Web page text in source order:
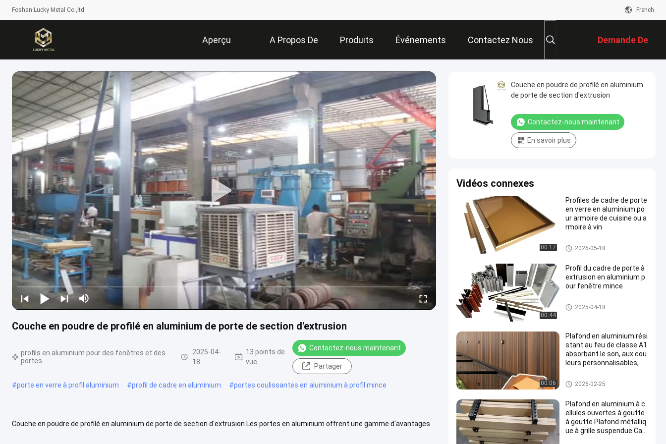
Foshan Lucky Metal Co.,ltd French
Aperçu A Propos De Produits Événements Contactez Nous Demande De
Soumission
Couche en poudre de profilé en aluminium de porte de section d'extrusion
profils en aluminium pour des fenêtres et des
portes
2025-04-
18
13 points de
vue
Contactez-nous maintenant
Partager
#porte en verre à profil aluminium #profil de cadre en aluminium #portes coulissantes en aluminium à profil mince
Couche en poudre de profilé en aluminium de porte de section d'extrusion Les portes en aluminium offrent une gamme d'avantages
Couche en poudre de profilé en aluminium
de porte de section d'extrusion
Contactez-nous maintenant
En savoir plus
Vidéos connexes
00:17
Profiles de cadre de porte
en verre en aluminium po
ur armoire de cuisine ou a
rmoire à vin
Cadre de porte d'armoire en al
uminium
2026-05-18
00:44
Profil du cadre de porte à
extrusion en aluminium p
our fenêtre mince
profils en aluminium pour des
fenêtres et des portes
2025-04-18
00:06
Plafond en aluminium rési
stant au feu de classe A1
absorbant le son, aux cou
leurs personnalisables, d
ercial et résidentiel
Plafond en aluminium
2026-02-25
Plafond en aluminium à c
ellules ouvertes à goutte
à goutte Plafond métalliq
ue à grille suspendue Carr